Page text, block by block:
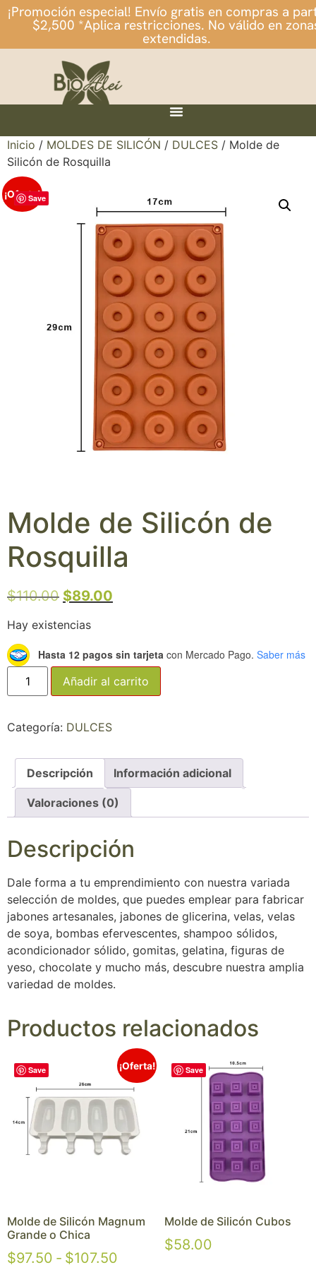
¡Promoción especial! Envío gratis en compras a
$2,500 *Aplica restricciones. No válido en
extendidas.
Inicio / MOLDES DE SILICÓN / DULCES / Molde de
Silicón de Rosquilla
¡Oferta!
Save
Molde de Silicón de
Rosquilla
$110.00 $89.00
Hay existencias
Hasta 12 pagos sin tarjeta con Mercado Pago. Saber más
Añadir al carrito
Categoría: DULCES
Descripción Información adicional
Valoraciones (0)
Descripción
Dale forma a tu emprendimiento con nuestra variada
selección de moldes, que puedes emplear para fabricar
jabones artesanales, jabones de glicerina, velas, velas
de soya, bombas efervescentes, shampoo sólidos,
acondicionador sólido, gomitas, gelatina, figuras de
yeso, chocolate y mucho más, descubre nuestra amplia
variedad de moldes.
Productos relacionados
Save ¡Oferta!
Molde de Silicón Magnum
Grande o Chica
$97.50 - $107.50
Save
Molde de Silicón Cubos
$58.00